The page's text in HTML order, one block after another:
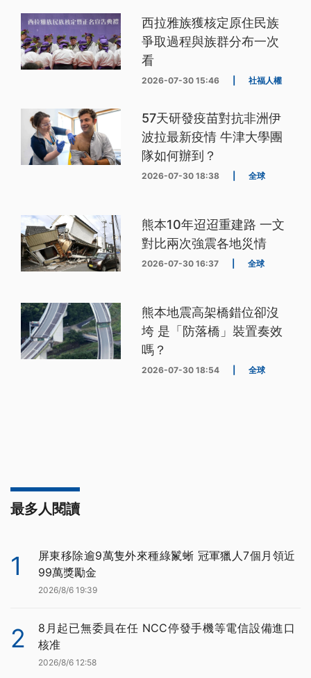
西拉雅族獲核定原住民族
爭取過程與族群分布一次
看
2026-07-30 15:46 社福人權
57天研發疫苗對抗非洲伊
波拉最新疫情 牛津大學團
隊如何辦到？
2026-07-30 18:38 全球
熊本10年迢迢重建路 一文
對比兩次強震各地災情
2026-07-30 16:37 全球
熊本地震高架橋錯位卻沒
垮 是「防落橋」裝置奏效
嗎？
2026-07-30 18:54 全球
最多人閱讀
1
屏東移除逾9萬隻外來種綠鬣蜥 冠軍獵人7個月領近
99萬獎勵金
2026/8/6 19:39
2
8月起已無委員在任 NCC停發手機等電信設備進口
核准
2026/8/6 12:58